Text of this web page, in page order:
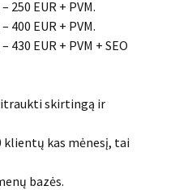
250 EUR + PVM.
EUR + PVM.
EUR + PVM + SEO
skirtingą ir
klientų kas mėnesį, tai
bazės.